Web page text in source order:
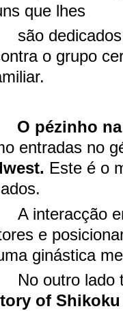
and mistics que
downood
as cartas já
Aqui:
286035/portugal-
:)
que lhes
dedicados.
o grupo
O pézinho
entradas no
Este é o
e
ginástica
outro lado
of